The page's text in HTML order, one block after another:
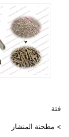
فئة
> مطحنة المنشار